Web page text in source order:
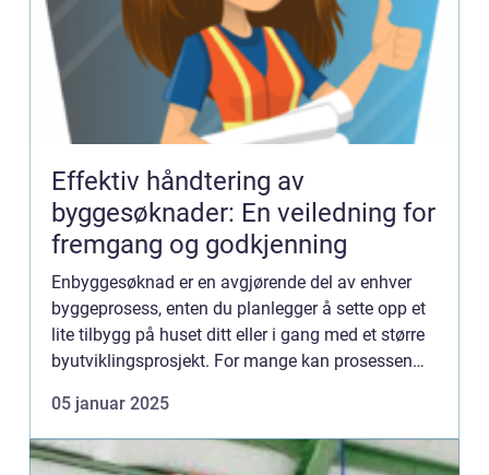
Effektiv håndtering av
byggesøknader: En veiledning for
fremgang og godkjenning
Enbyggesøknad er en avgjørende del av enhver
byggeprosess, enten du planlegger å sette opp et
lite tilbygg på huset ditt eller i gang med et større
byutviklingsprosjekt. For mange kan prosessen
05 januar 2025